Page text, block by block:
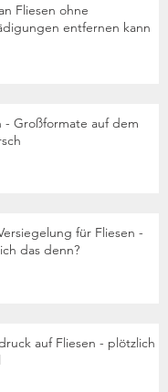
Fliesen ohne
entfernen kann
- Großformate auf dem
für Fliesen -
das denn?
auf Fliesen - plötzlich